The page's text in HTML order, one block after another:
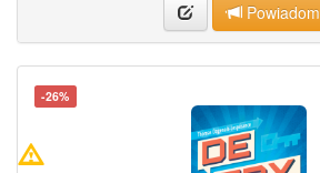
Powiadom
-26%